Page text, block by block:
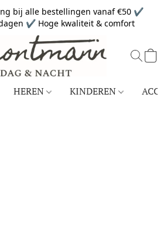
bij alle bestellingen vanaf €50 ✔
✔ Hoge kwaliteit & comfort
HEREN KINDEREN